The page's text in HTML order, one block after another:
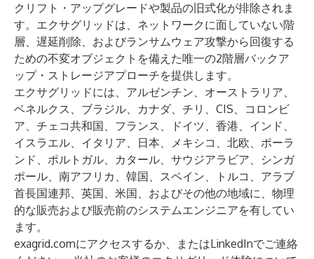
クリフト・アップグレードや製品の旧式化が排除されま
す。エクサグリッドは、ネットワークに面していない階
層、遅延削除、およびランサムウェア攻撃から回復する
ための不変オブジェクトを備えた唯一の2階層バックア
ップ・ストレージアプローチを提供します。
エクサグリッドには、アルゼンチン、オーストラリア、
ベネルクス、ブラジル、カナダ、チリ、CIS、コロンビ
ア、チェコ共和国、フランス、ドイツ、香港、インド、
イスラエル、イタリア、日本、メキシコ、北欧、ポーラ
ンド、ポルトガル、カタール、サウジアラビア、シンガ
ポール、南アフリカ、韓国、スペイン、トルコ、アラブ
首長国連邦、英国、米国、およびその他の地域に、物理
的な販売および販売前のシステムエンジニアを有してい
ます。
exagrid.comにアクセスするか、またはLinkedInでご連絡